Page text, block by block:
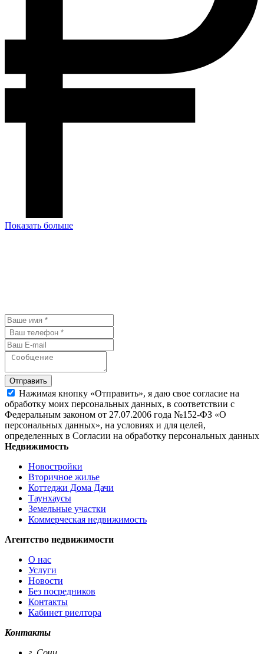
Показать больше
Отправить
Нажимая кнопку «Отправить», я даю свое согласие на
обработку моих персональных данных, в соответствии с
Федеральным законом от 27.07.2006 года №152-ФЗ «О
персональных данных», на условиях и для целей,
определенных в Согласии на обработку персональных данных
Недвижимость
Новостройки
Вторичное жилье
Коттеджи Дома Дачи
Таунхаусы
Земельные участки
Коммерческая недвижимость
Агентство недвижимости
О нас
Услуги
Новости
Без посредников
Контакты
Кабинет риелтора
Контакты